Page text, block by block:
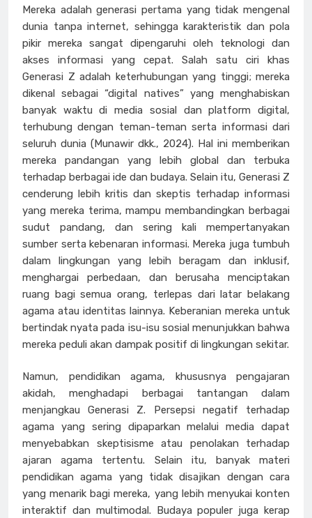
Mereka adalah generasi pertama yang tidak mengenal
dunia tanpa internet, sehingga karakteristik dan pola
pikir mereka sangat dipengaruhi oleh teknologi dan
akses informasi yang cepat. Salah satu ciri khas
Generasi Z adalah keterhubungan yang tinggi; mereka
dikenal sebagai “digital natives” yang menghabiskan
banyak waktu di media sosial dan platform digital,
terhubung dengan teman-teman serta informasi dari
seluruh dunia (Munawir dkk., 2024). Hal ini memberikan
mereka pandangan yang lebih global dan terbuka
terhadap berbagai ide dan budaya. Selain itu, Generasi Z
cenderung lebih kritis dan skeptis terhadap informasi
yang mereka terima, mampu membandingkan berbagai
sudut pandang, dan sering kali mempertanyakan
sumber serta kebenaran informasi. Mereka juga tumbuh
dalam lingkungan yang lebih beragam dan inklusif,
menghargai perbedaan, dan berusaha menciptakan
ruang bagi semua orang, terlepas dari latar belakang
agama atau identitas lainnya. Keberanian mereka untuk
bertindak nyata pada isu-isu sosial menunjukkan bahwa
mereka peduli akan dampak positif di lingkungan sekitar.
Namun, pendidikan agama, khususnya pengajaran
akidah, menghadapi berbagai tantangan dalam
menjangkau Generasi Z. Persepsi negatif terhadap
agama yang sering dipaparkan melalui media dapat
menyebabkan skeptisisme atau penolakan terhadap
ajaran agama tertentu. Selain itu, banyak materi
pendidikan agama yang tidak disajikan dengan cara
yang menarik bagi mereka, yang lebih menyukai konten
interaktif dan multimodal. Budaya populer juga kerap